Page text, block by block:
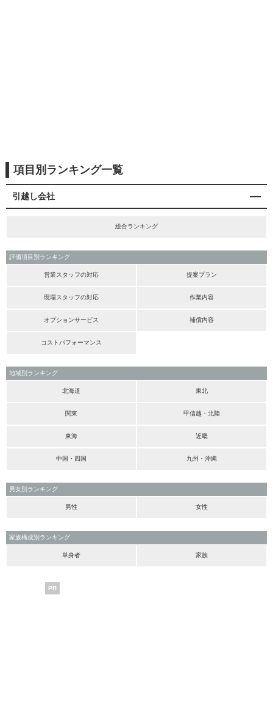
項目別ランキング一覧
引越し会社
総合ランキング
評価項目別ランキング
営業スタッフの対応 提案プラン
現場スタッフの対応 作業内容
オプションサービス 補償内容
コストパフォーマンス
地域別ランキング
北海道 東北
関東 甲信越・北陸
東海 近畿
中国・四国 九州・沖縄
男女別ランキング
男性 女性
家族構成別ランキング
単身者 家族
PR